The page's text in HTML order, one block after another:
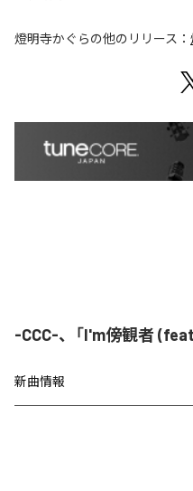
燈明寺かぐらの他のリリース：
-CCC-、「I'm傍観者
新曲情報